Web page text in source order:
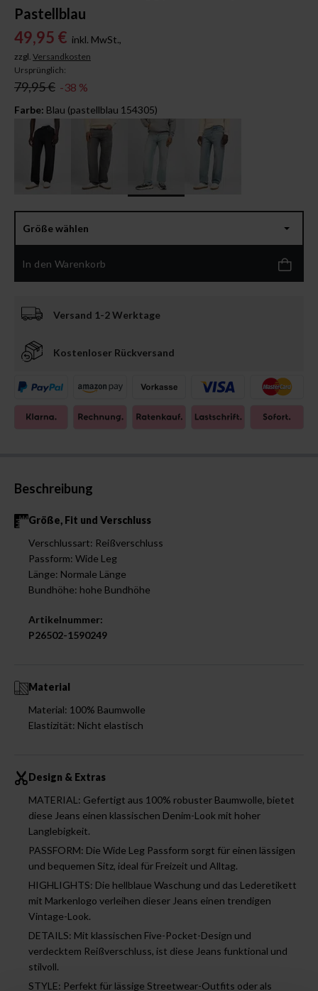
Pastellblau
49,95 € inkl. MwSt.,
zzgl. Versandkosten
Ursprünglich:
79,95 € -38 %
Farbe: Blau (pastellblau 154305)
Größe wählen
In den Warenkorb
Versand 1-2 Werktage
Kostenloser Rückversand
Beschreibung
Größe, Fit und Verschluss
Verschlussart: Reißverschluss
Passform: Wide Leg
Länge: Normale Länge
Bundhöhe: hohe Bundhöhe
Artikelnummer:
P26502-1590249
Material
Material: 100% Baumwolle
Elastizität: Nicht elastisch
Design & Extras
MATERIAL: Gefertigt aus 100% robuster Baumwolle, bietet
diese Jeans einen klassischen Denim-Look mit hoher
Langlebigkeit.
PASSFORM: Die Wide Leg Passform sorgt für einen lässigen
und bequemen Sitz, ideal für Freizeit und Alltag.
HIGHLIGHTS: Die hellblaue Waschung und das Lederetikett
mit Markenlogo verleihen dieser Jeans einen trendigen
Vintage-Look.
DETAILS: Mit klassischen Five-Pocket-Design und
verdecktem Reißverschluss, ist diese Jeans funktional und
stilvoll.
STYLE: Perfekt für lässige Streetwear-Outfits oder als